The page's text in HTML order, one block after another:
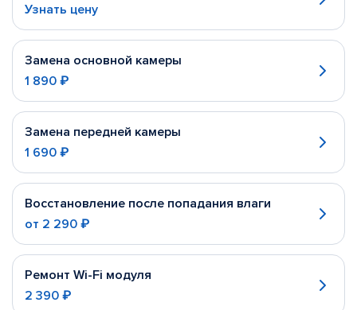
Узнать цену
Замена основной камеры
1 890 ₽
Замена передней камеры
1 690 ₽
Восстановление после попадания влаги
от 2 290 ₽
Ремонт Wi-Fi модуля
2 390 ₽